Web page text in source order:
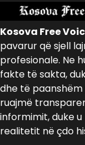
Kosova Free
pavarur që sjell
profesionale. Ne
fakte të sakta,
dhe të
ruajmë
informimit, duke
realitetit në çdo